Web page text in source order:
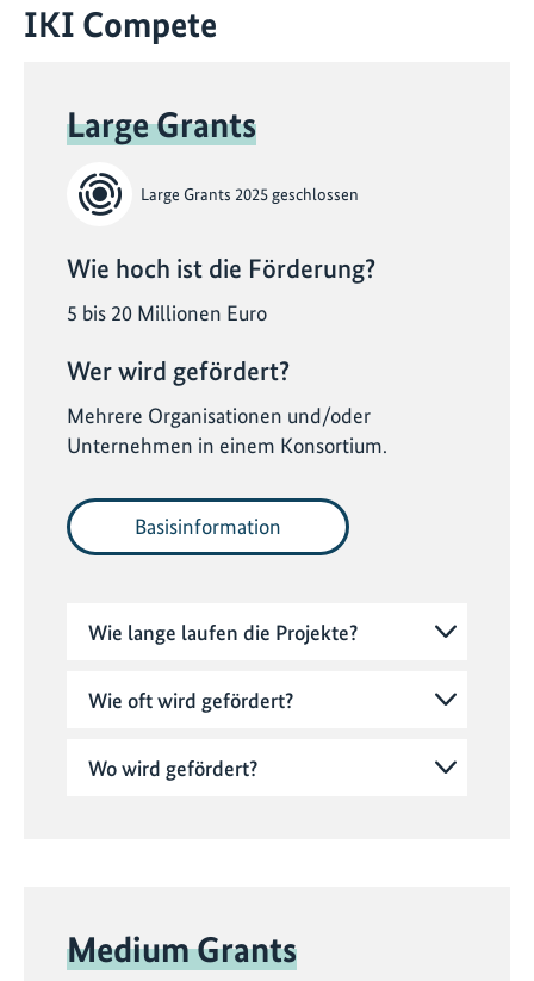
IKI Compete
Large Grants
Large Grants 2025 geschlossen
Wie hoch ist die Förderung?
5 bis 20 Millionen Euro
Wer wird gefördert?
Mehrere Organisationen und/oder
Unternehmen in einem Konsortium.
Basisinformation
Wie lange laufen die Projekte?
Wie oft wird gefördert?
Wo wird gefördert?
Medium Grants